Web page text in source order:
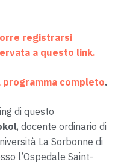
registrarsi
a questo link.
completo.
di questo
, docente ordinario di
La Sorbonne di
l’Ospedale Saint-